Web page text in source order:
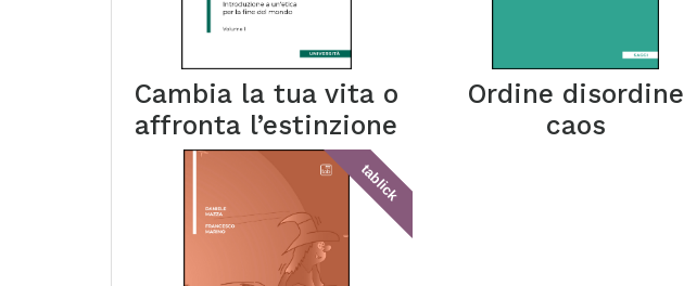
Cambia la tua vita o
affronta l’estinzione
Ordine disordine
caos
tablick